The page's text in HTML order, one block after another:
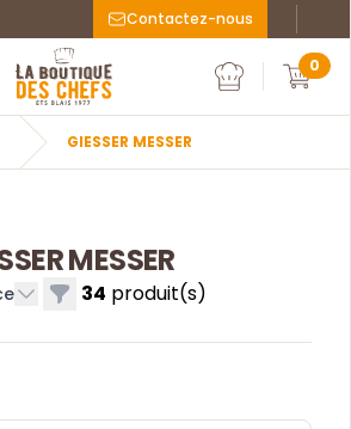
Contactez-nous
La Boutique des chefs
Mon compte
Mon
0
GIESSER MESSER
MESSER
Filtres
34 produit(s)